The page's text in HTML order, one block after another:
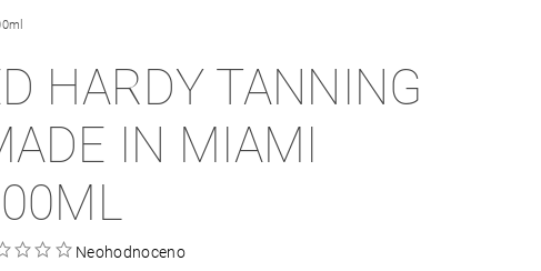
HARDY TANNING
IN MIAMI
Neohodnoceno